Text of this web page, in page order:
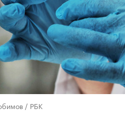
/ РБК